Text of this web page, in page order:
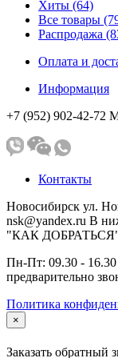
Хиты (64)
Все товары
Распродажа
Оплата и
Информация
+7 (952) 902-42-72
Контакты
Новосибирск ул.
nsk@yandex.ru В
"КАК ДОБРАТЬСЯ".
Пн-Пт: 09.30 - 16.30
предварительно
Политика
×
Заказать обратный